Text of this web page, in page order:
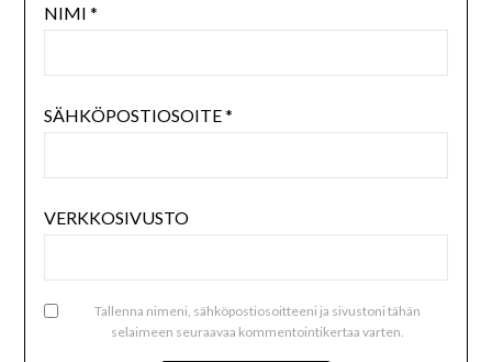
NIMI *
SÄHKÖPOSTIOSOITE*
VERKKOSIVUSTO
Tallenna nimeni, sähköpostiosoitteeni ja sivustoni tähän
selaimeen seuraavaa kommentointikertaa varten.